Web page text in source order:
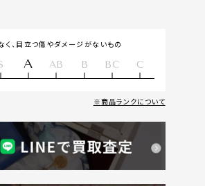
く、目立つ傷やダメージがないもの
A AB B BC C
商品ランクについて